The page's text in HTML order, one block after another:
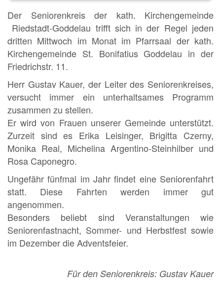
Der Seniorenkreis der kath. Kirchengemeinde
Riedstadt-Goddelau trifft sich in der Regel jeden
dritten Mittwoch im Monat im Pfarrsaal der kath.
Kirchengemeinde St. Bonifatius Goddelau in der
Friedrichstr. 11.
Herr Gustav Kauer, der Leiter des Seniorenkreises,
versucht immer ein unterhaltsames Programm
zusammen zu stellen.
Er wird von Frauen unserer Gemeinde unterstützt.
Zurzeit sind es Erika Leisinger, Brigitta Czerny,
Monika Real, Michelina Argentino-Steinhilber und
Rosa Caponegro.
Ungefähr fünfmal im Jahr findet eine Seniorenfahrt
statt. Diese Fahrten werden immer gut
angenommen.
Besonders beliebt sind Veranstaltungen wie
Seniorenfastnacht, Sommer- und Herbstfest sowie
im Dezember die Adventsfeier.
Für den Seniorenkreis: Gustav Kauer